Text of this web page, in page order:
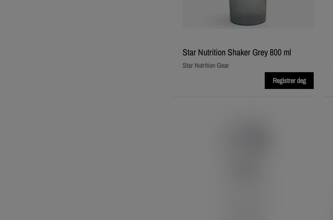
Star Nutrition Shaker Grey 800 ml
Star Nutrition Gear
Registrer deg